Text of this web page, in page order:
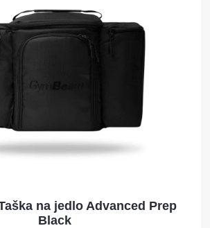
na jedlo Advanced Prep
Black